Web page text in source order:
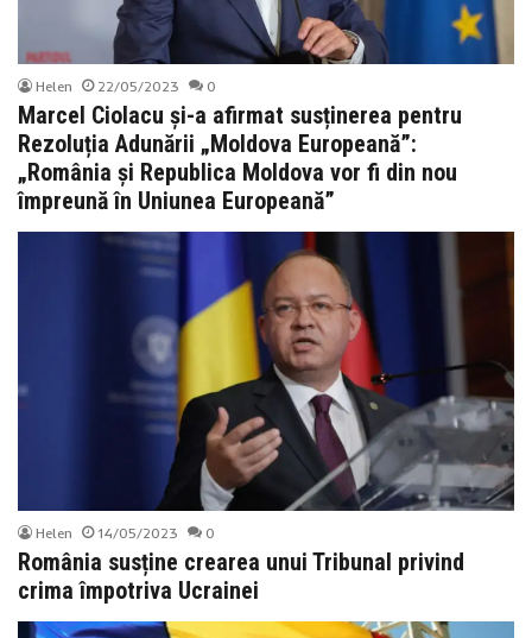
Helen 22/05/2023 0
Marcel Ciolacu și-a afirmat susținerea pentru
Rezoluția Adunării „Moldova Europeană”:
„România și Republica Moldova vor fi din nou
împreună în Uniunea Europeană”
Helen 14/05/2023 0
România susține crearea unui Tribunal privind
crima împotriva Ucrainei